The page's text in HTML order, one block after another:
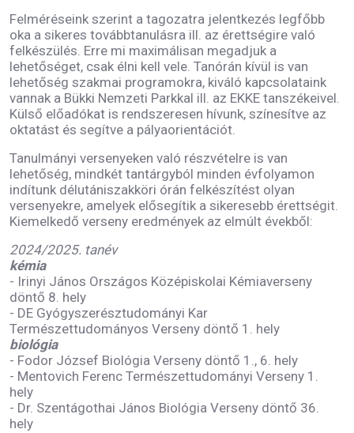
Felméréseink szerint a tagozatra jelentkezés legfőbb
oka a sikeres továbbtanulásra ill. az érettségire való
felkészülés. Erre mi maximálisan megadjuk a
lehetőséget, csak élni kell vele. Tanórán kívül is van
lehetőség szakmai programokra, kiváló kapcsolataink
vannak a Bükki Nemzeti Parkkal ill. az EKKE tanszékeivel.
Külső előadókat is rendszeresen hívunk, színesítve az
oktatást és segítve a pályaorientációt.
Tanulmányi versenyeken való részvételre is van
lehetőség, mindkét tantárgyból minden évfolyamon
indítunk délutániszakköri órán felkészítést olyan
versenyekre, amelyek elősegítik a sikeresebb érettségit.
Kiemelkedő verseny eredmények az elmúlt évekből:
2024/2025. tanév
kémia
- Irinyi János Országos Középiskolai Kémiaverseny
döntő 8. hely
- DE Gyógyszerésztudományi Kar
Természettudományos Verseny döntő 1. hely
biológia
- Fodor József Biológia Verseny döntő 1., 6. hely
- Mentovich Ferenc Természettudományi Verseny 1.
hely
- Dr. Szentágothai János Biológia Verseny döntő 36.
hely